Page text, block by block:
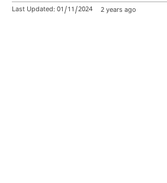
Last Updated: 01/11/2024 2 years ago